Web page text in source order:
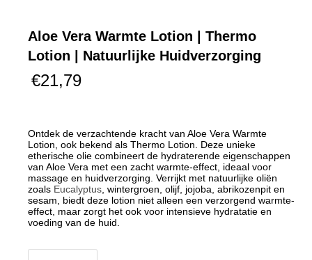
Aloe Vera Warmte Lotion | Thermo
Lotion | Natuurlijke Huidverzorging
€21,79
Ontdek de verzachtende kracht van Aloe Vera Warmte
Lotion, ook bekend als Thermo Lotion. Deze unieke
etherische olie combineert de hydraterende eigenschappen
van Aloe Vera met een zacht warmte-effect, ideaal voor
massage en huidverzorging. Verrijkt met natuurlijke oliën
zoals Eucalyptus , wintergroen, olijf, jojoba, abrikozenpit en
sesam, biedt deze lotion niet alleen een verzorgend warmte-
effect, maar zorgt het ook voor intensieve hydratatie en
voeding van de huid.
Aloe